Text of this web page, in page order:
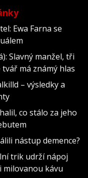
Ewa Farna se
Slavný manžel, tři
má známý hlas
– výsledky a
co stálo za jeho
nástup demence?
trik udrží nápoj
milovanou kávu